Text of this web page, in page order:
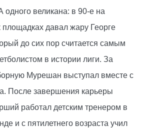
великана: в 90-е на
площадках давал жару Георге
до сих пор считается самым
в истории лиги. За
Мурешан выступал вместе с
После завершения карьеры
работал детским тренером в
и с пятилетнего возраста учил